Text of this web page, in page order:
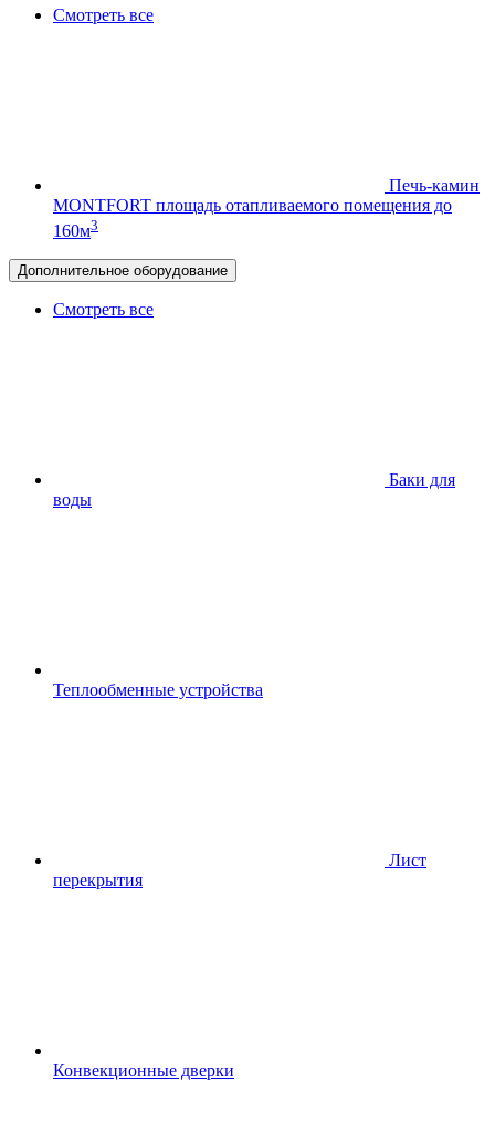
Смотреть все
Печь-камин
MONTFORT площадь отапливаемого помещения до
160м3
Дополнительное оборудование
Смотреть все
Баки для
воды
Теплообменные устройства
Лист
перекрытия
Конвекционные дверки